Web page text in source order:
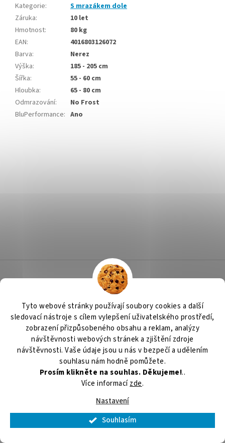
Tyto webové stránky používají soubory cookies a další
sledovací nástroje s cílem vylepšení uživatelského prostředí,
zobrazení přizpůsobeného obsahu a reklam, analýzy
návštěvnosti webových stránek a zjištění zdroje
návštěvnosti. Vaše údaje jsou u nás v bezpečí a udělením
souhlasu nám hodně pomůžete.
Prosím klikněte na souhlas. Děkujeme!..
Více informacízde.
Nastavení
Souhlasím
Kategorie:
S mrazákem dole
Záruka:
10 let
Hmotnost:
80 kg
EAN:
4016803126072
Barva:
Nerez
Výška:
185 - 205 cm
Šířka:
55 - 60 cm
Hloubka:
65 - 80 cm
Odmrazování:
No Frost
BluPerformance: Ano
á
shop@ chladserviskv.cz
353224867
Heslo